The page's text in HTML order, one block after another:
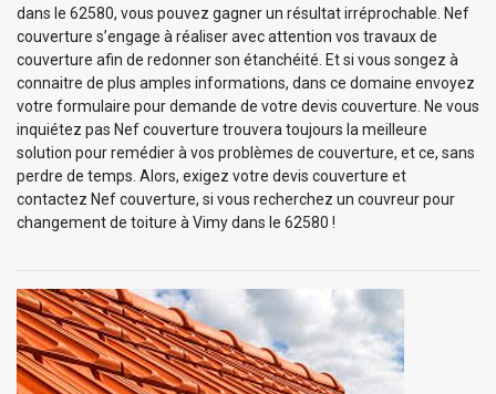
dans le 62580, vous pouvez gagner un résultat irréprochable. Nef
couverture s’engage à réaliser avec attention vos travaux de
couverture afin de redonner son étanchéité. Et si vous songez à
connaitre de plus amples informations, dans ce domaine envoyez
votre formulaire pour demande de votre devis couverture. Ne vous
inquiétez pas Nef couverture trouvera toujours la meilleure
solution pour remédier à vos problèmes de couverture, et ce, sans
perdre de temps. Alors, exigez votre devis couverture et
contactez Nef couverture, si vous recherchez un couvreur pour
changement de toiture à Vimy dans le 62580 !